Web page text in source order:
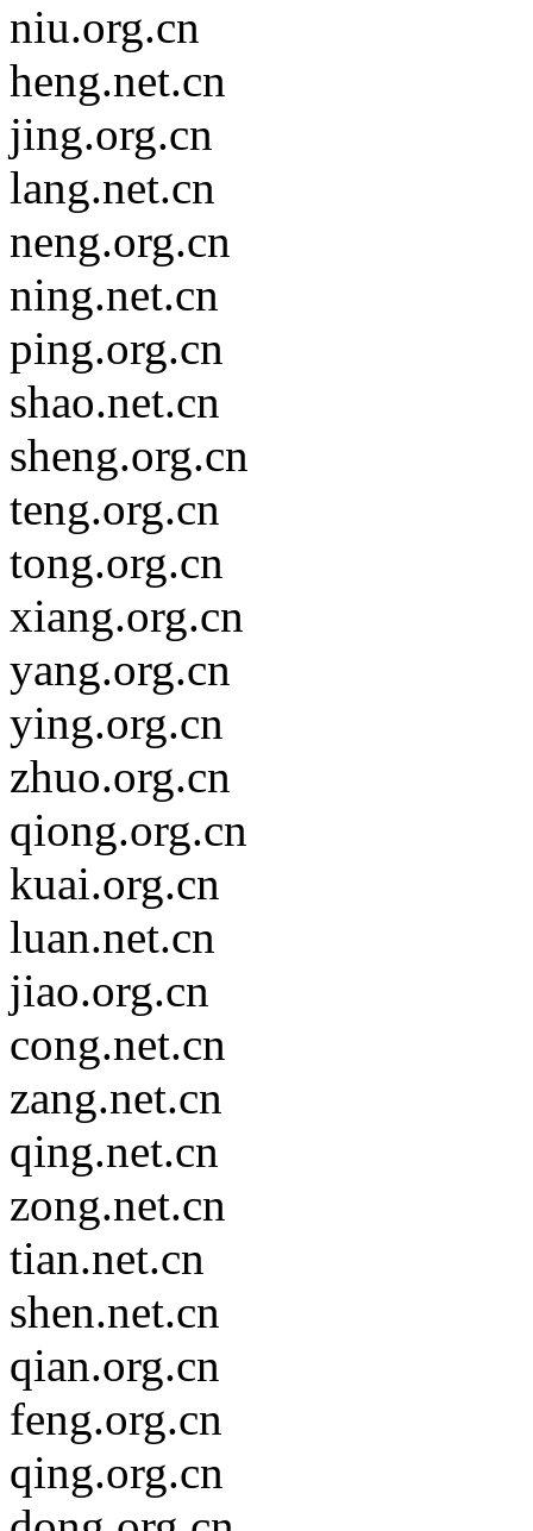
niu.org.cn
heng.net.cn
jing.org.cn
lang.net.cn
neng.org.cn
ning.net.cn
ping.org.cn
shao.net.cn
sheng.org.cn
teng.org.cn
tong.org.cn
xiang.org.cn
yang.org.cn
ying.org.cn
zhuo.org.cn
qiong.org.cn
kuai.org.cn
luan.net.cn
jiao.org.cn
cong.net.cn
zang.net.cn
qing.net.cn
zong.net.cn
tian.net.cn
shen.net.cn
qian.org.cn
feng.org.cn
qing.org.cn